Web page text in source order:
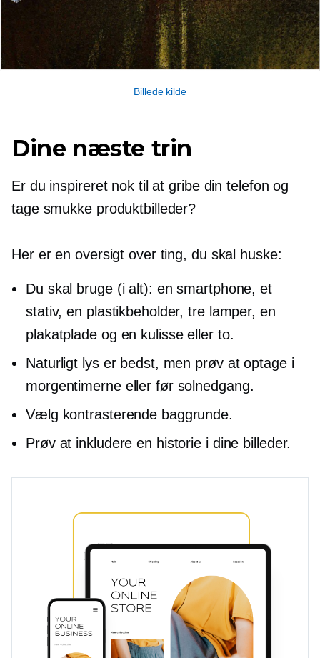
Billede kilde
Dine næste trin
Er du inspireret nok til at gribe din telefon og
tage smukke produktbilleder?
Her er en oversigt over ting, du skal huske:
Du skal bruge (i alt): en smartphone, et
stativ, en plastikbeholder, tre lamper, en
plakatplade og en kulisse eller to.
Naturligt lys er bedst, men prøv at optage i
morgentimerne eller før solnedgang.
Vælg kontrasterende baggrunde.
Prøv at inkludere en historie i dine billeder.